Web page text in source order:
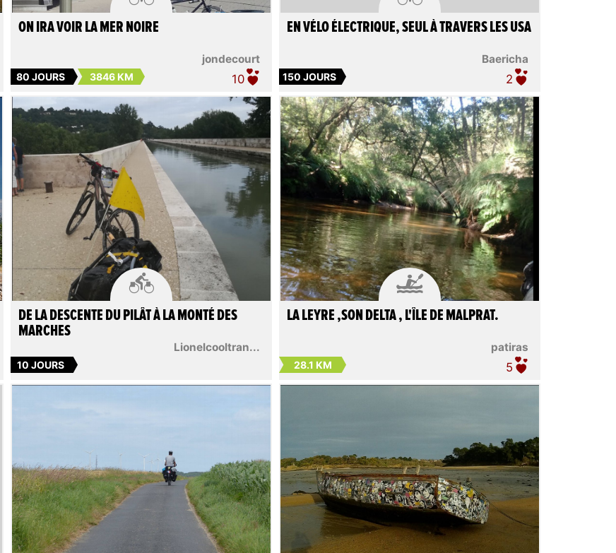
jondecourt
ON IRA VOIR LA MER NOIRE
80 JOURS 3846 KM 10
Baericha
EN VÉLO ÉLECTRIQUE, SEUL À TRAVERS LES USA
150 JOURS 2

Lionelcooltran...
DE LA DESCENTE DU PILÂT À LA MONTÉ DES
MARCHES
10 JOURS

patiras
LA LEYRE ,SON DELTA , L'ÎLE DE MALPRAT.
28.1 KM 5